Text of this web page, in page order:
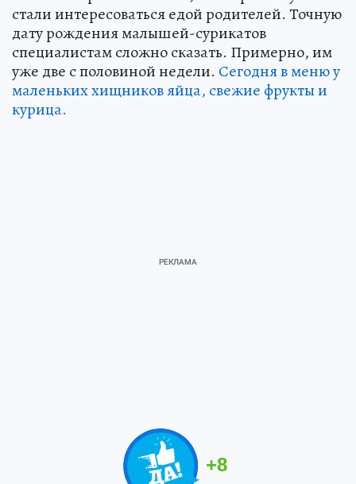
стали интересоваться едой родителей. Точную
дату рождения малышей-сурикатов
специалистам сложно сказать. Примерно, им
уже две с половиной недели. Сегодня в меню у
маленьких хищников яйца, свежие фрукты и
курица.
+8